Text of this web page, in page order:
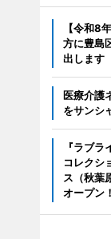
【令和8
方に豊島
出します
医療介護
をサンシ
『ラブ
コレクシ
ス（秋葉
オープン！